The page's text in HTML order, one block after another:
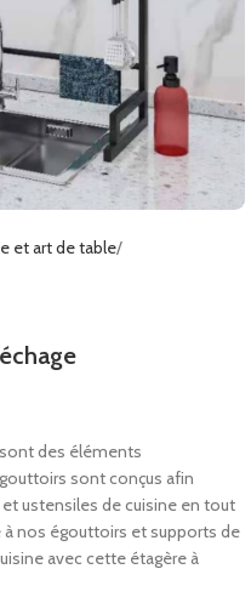
et art de table
des éléments
sont conçus afin
ustensiles de cuisine en tout
nos égouttoirs et supports de
avec cette étagère à